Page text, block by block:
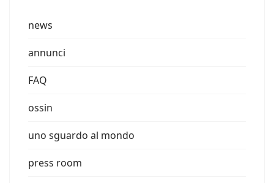
news
annunci
FAQ
ossin
uno sguardo al mondo
press room